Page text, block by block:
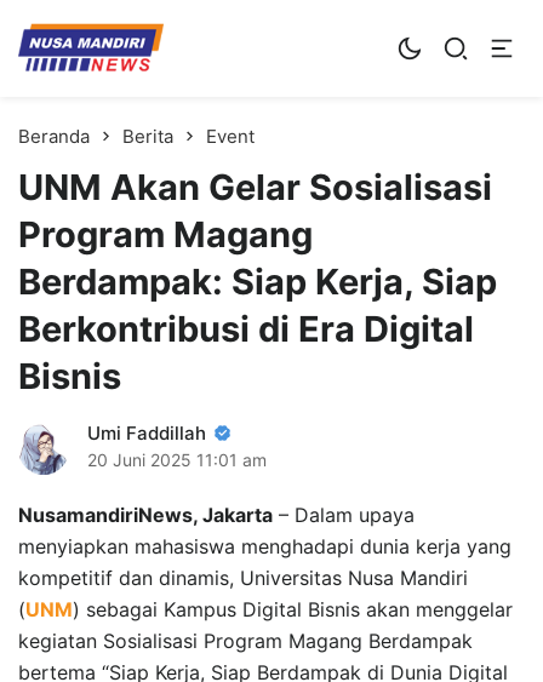
Kampus Digital Bisnis
Universitas Nusa Mandiri
Beranda Berita Event
UNM Akan Gelar Sosialisasi
Program Magang
Berdampak: Siap Kerja, Siap
Berkontribusi di Era Digital
Bisnis
Umi Faddillah
20 Juni 2025 11:01 am
NusamandiriNews, Jakarta – Dalam upaya
menyiapkan mahasiswa menghadapi dunia kerja yang
kompetitif dan dinamis, Universitas Nusa Mandiri
(UNM) sebagai Kampus Digital Bisnis akan menggelar
kegiatan Sosialisasi Program Magang Berdampak
bertema “Siap Kerja, Siap Berdampak di Dunia Digital